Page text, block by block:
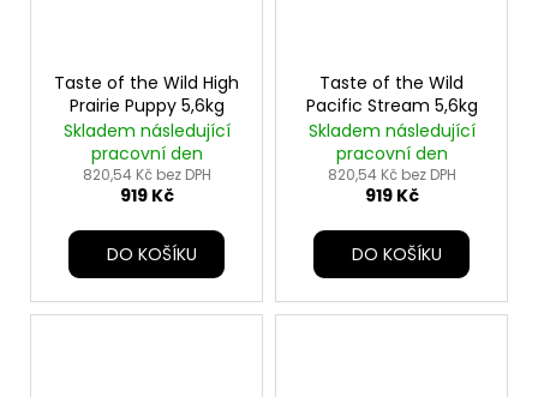
Taste of the Wild High
Prairie Puppy 5,6kg
Skladem následující
pracovní den
820,54 Kč bez DPH
919 Kč
DO KOŠÍKU
Taste of the Wild
Pacific Stream 5,6kg
Skladem následující
pracovní den
820,54 Kč bez DPH
919 Kč
DO KOŠÍKU